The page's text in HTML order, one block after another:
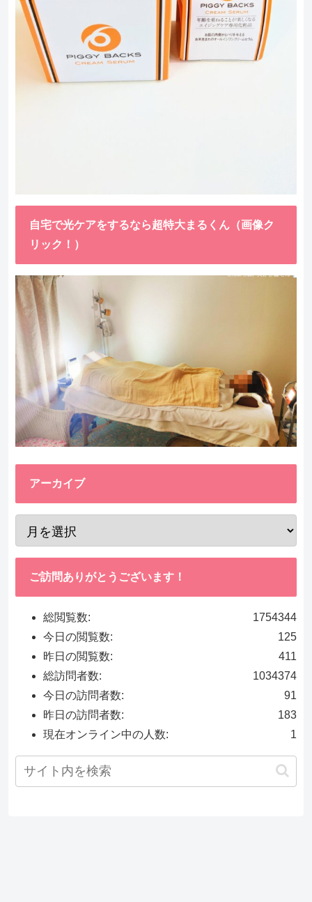
自宅で光ケアをするなら超特大まるくん（画像ク
リック！）
アーカイブ
ご訪問ありがとうございます！
1754344
総閲覧数:
125
今日の閲覧数:
411
昨日の閲覧数:
1034374
総訪問者数:
91
今日の訪問者数:
183
昨日の訪問者数:
1
現在オンライン中の人数: